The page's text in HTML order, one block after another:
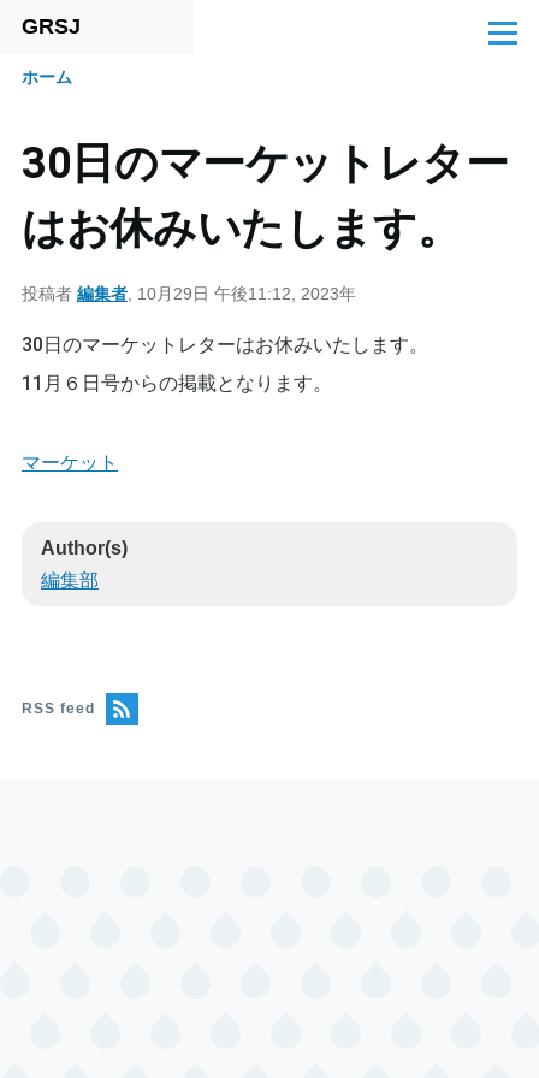
メインコンテンツに移動
GRSJ
メ
ン
く
ず
ホーム
30日のマーケットレター
はお休みいたします。
投稿者 編集者 , 10月29日 午後11:12, 2023年
30日のマーケットレターはお休みいたします。
11月６日号からの掲載となります。
マーケット
Author(s)
編集部
RSS feed